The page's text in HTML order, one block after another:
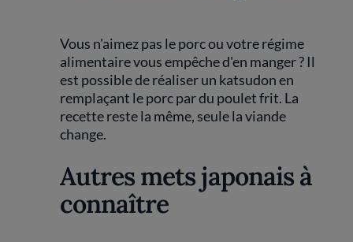
Vous n'aimez pas le porc ou votre régime
alimentaire vous empêche d'en manger ? Il
est possible de réaliser un katsudon en
remplaçant le porc par du poulet frit. La
recette reste la même, seule la viande
change.
Autres mets japonais à
connaître